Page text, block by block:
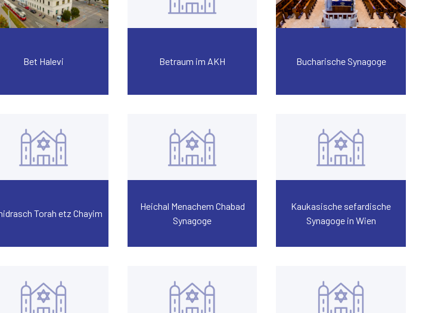
Bet Halevi Betraum im AKH Bucharische Synagoge
Torah etz Chayim
Heichal Menachem Chabad
Synagoge
Kaukasische sefardische
Synagoge in Wien